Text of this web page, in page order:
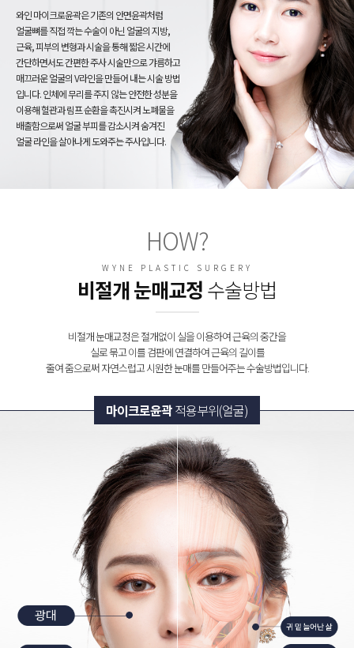
와인 마이크로윤곽은 기존의 안면윤곽처럼
얼굴뼈를 직접 깍는 수술이 아닌 얼굴의 지방,
근육, 피부의 변형과 시술을 통해 짧은 시간에
간단하면서도 간편한 주사 시술만으로 갸름하고
매끄러운 얼굴의 V라인을 만들어 내는 시술 방법
입니다. 인체에 무리를 주지 않는 안전한 성분을
이용해 혈관과 림프 순환을 촉진시켜 노폐물을
배출함으로써 얼굴 부피를 감소시켜 숨겨진
얼굴 라인을 살아나게 도와주는 주사입니다.
HOW?
WYNE PLASTIC SURGERY
비절개 눈매교정수술방법
비절개 눈매교정은 절개없이 실을 이용하여 근육의 중간을
실로 묶고 이를 검판에 연결하여 근육의 길이를
줄여 줌으로써 자연스럽고 시원한 눈매를 만들어주는 수술방법입니다.
마이크로윤곽적용부위(얼굴)